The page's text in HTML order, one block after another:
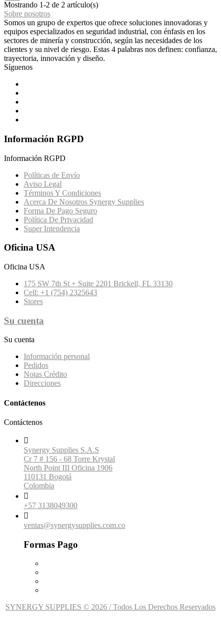
Mostrando 1-2 de 2 artículo(s)
Sobre nosotros
Somos un grupo de expertos que ofrece soluciones innovadoras y
equipos especializados en seguridad industrial, con énfasis en los
sectores de minería y construcción, según las necesidades de los
clientes y su nivel de riesgo. Estas 4 palabras nos definen: confianza,
trayectoria, innovación y diseño.
Síguenos
Información RGPD
Información RGPD
Políticas de Envío
Aviso Legal
Términos Y Condiciones
Acerca De Nosotros Synergy Supplies
Forma De Pago Seguro
Política De Privacidad
Super Intendencia
Oficina USA
Oficina USA
175 SW 7th St + Suite 2201 Brickell, FL 33130
Cell: +1 (754) 2325643
Stores
Su cuenta
Su cuenta
Información personal
Pedidos
Notas Crédito
Direcciones
Contáctenos
Contáctenos

Synergy Supplies S.A.S
Cr 7 # 156 - 68 Torre Krystal
North Point III Oficina 1906
110131 Bogotá
Colombia

+57 3138049300

ventas@synergysupplies.com.co
Formas Pago
SYNERGY SUPPLIES © 2026 / Todos Los Derechos Reservados